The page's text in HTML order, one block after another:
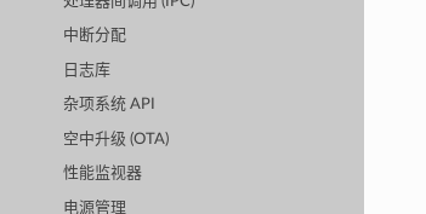
中断分配
日志库
杂项系统 API
空中升级 (OTA)
性能监视器
电源管理